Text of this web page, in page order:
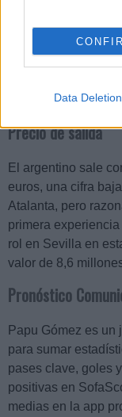
Data Deletion
Precio de salida
El argentino sale
euros, una cifra
Atalanta, pero
primera
rol en Sevilla en
valor de 8,6
Pronóstico
Papu Gómez es
para sumar
pases clave, goles
positivas en
medias en la app